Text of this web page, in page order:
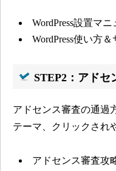
WordPress設置マ
WordPress使い方
STEP2：アドセ
アドセンス審査の通過
テーマ、クリックされ
アドセンス審査攻